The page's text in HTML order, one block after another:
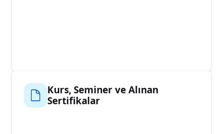
Kurs, Seminer ve Alınan
Sertifikalar